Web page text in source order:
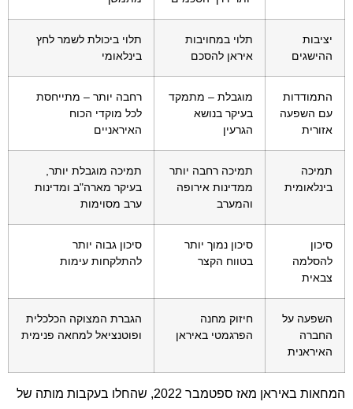
יציבות
ההישגים
תלוי במחויבות
איראן להסכם
תלוי ביכולת לשמר לחץ
בינלאומי
התמודדות
עם השפעה
אזורית
מוגבלת – מתמקד
בעיקר בנושא
הגרעין
רחבה יותר – מתייחסת
לכל מוקדי הכוח
האיראניים
תמיכה
בינלאומית
תמיכה רחבה יותר
ממדינות אירופה
והמערב
תמיכה מוגבלת יותר,
בעיקר מארה"ב ומדינות
ערב מסוימות
סיכון
להסלמה
צבאית
סיכון נמוך יותר
בטווח הקצר
סיכון גבוה יותר
להתלקחות עימות
השפעה על
החברה
האיראנית
חיזוק מחנה
הפרגמטי באיראן
הגברת המצוקה הכלכלית
ופוטנציאל למחאה פנימית
המחאות באיראן מאז ספטמבר 2022, שהחלו בעקבות מותה של